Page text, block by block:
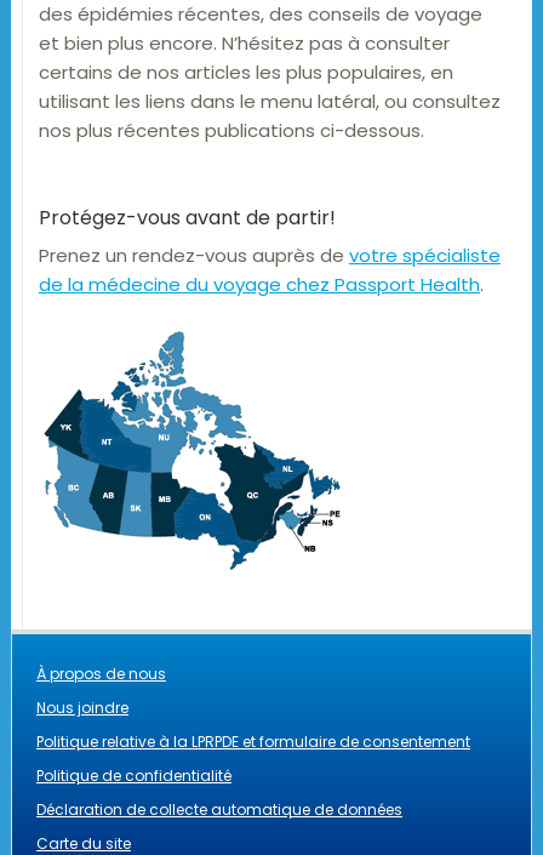
des épidémies récentes, des conseils de voyage
et bien plus encore. N’hésitez pas à consulter
certains de nos articles les plus populaires, en
utilisant les liens dans le menu latéral, ou consultez
nos plus récentes publications ci-dessous.
Protégez-vous avant de partir!
Prenez un rendez-vous auprès de votre spécialiste
de la médecine du voyage chez Passport Health.
À propos de nous
Nous joindre
Politique relative à la LPRPDE et formulaire de consentement
Politique de confidentialité
Déclaration de collecte automatique de données
Carte du site